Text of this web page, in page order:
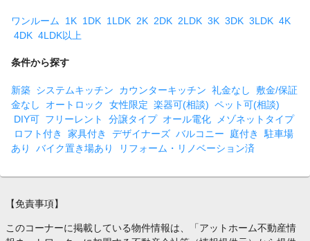
ワンルーム 1K 1DK 1LDK 2K 2DK 2LDK 3K 3DK 3LDK 4K
4DK 4LDK以上
条件から探す
新築 システムキッチン カウンターキッチン 礼金なし
敷金/保証
金なし
オートロック 女性限定 楽器可(相談) ペット可(相談)
DIY可 フリーレント 分譲タイプ オール電化
メゾネットタイプ
ロフト付き
家具付き デザイナーズ バルコニー 庭付き
駐車場
あり
バイク置き場あり リフォーム・リノベーション済
【免責事項】
このコーナーに掲載している物件情報は、「アットホーム不動産情